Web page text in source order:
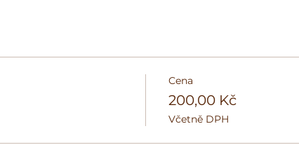
Cena
200,00 Kč
Včetně DPH